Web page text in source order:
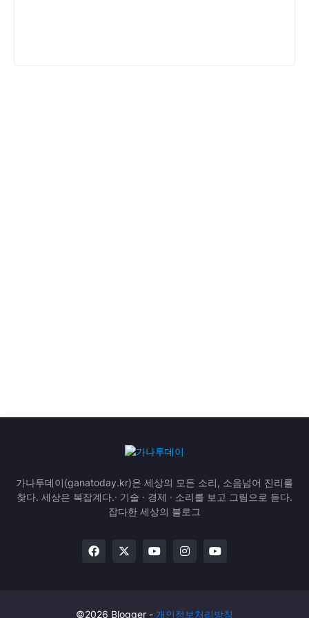
가나투데이(ganatoday.kr)은 세상의 모든 소리, 소음넘어 진리를
찾다. 세상은 복잡계다.· 기술 · 경제 · 소리를 보고 그림으로 듣다.
잡다한 세상의 블로그
©2026 Blogger - 개인정보처리방침